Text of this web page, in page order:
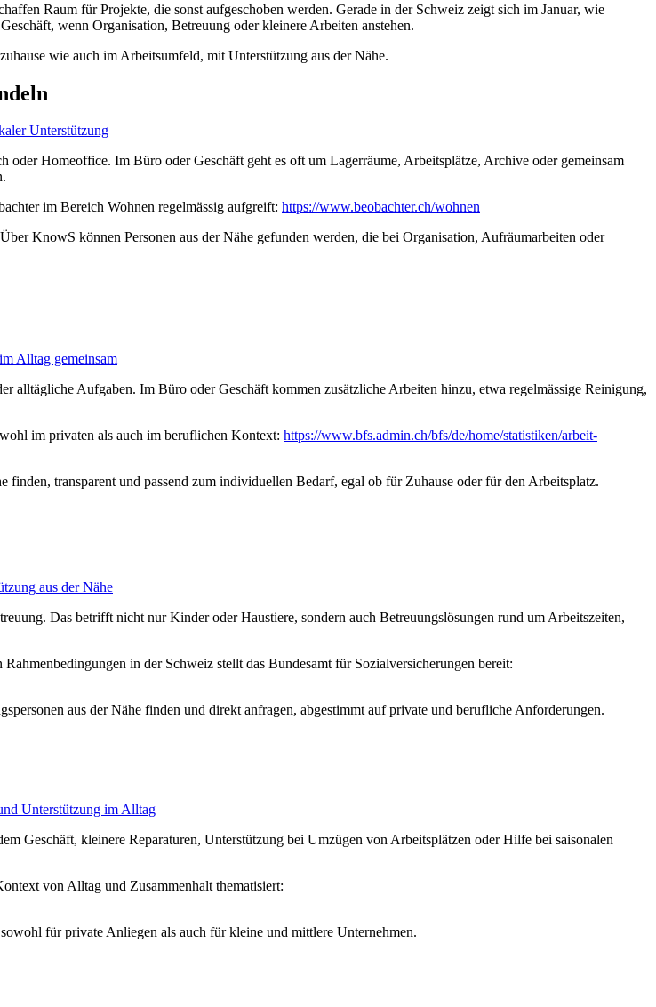
Raum für Projekte, die sonst aufgeschoben werden. Gerade in der Schweiz zeigt sich im Januar, wie
wenn Organisation, Betreuung oder kleinere Arbeiten anstehen.
wie auch im Arbeitsumfeld, mit Unterstützung aus der Nähe.
Homeoffice. Im Büro oder Geschäft geht es oft um Lagerräume, Arbeitsplätze, Archive oder gemeinsam
im Bereich Wohnen regelmässig aufgreift: https://www.beobachter.ch/wohnen
KnowS können Personen aus der Nähe gefunden werden, die bei Organisation, Aufräumarbeiten oder
alltägliche Aufgaben. Im Büro oder Geschäft kommen zusätzliche Arbeiten hinzu, etwa regelmässige Reinigung,
im privaten als auch im beruflichen Kontext: https://www.bfs.admin.ch/bfs/de/home/statistiken/arbeit-
transparent und passend zum individuellen Bedarf, egal ob für Zuhause oder für den Arbeitsplatz.
Das betrifft nicht nur Kinder oder Haustiere, sondern auch Betreuungslösungen rund um Arbeitszeiten,
in der Schweiz stellt das Bundesamt für Sozialversicherungen bereit:
aus der Nähe finden und direkt anfragen, abgestimmt auf private und berufliche Anforderungen.
Geschäft, kleinere Reparaturen, Unterstützung bei Umzügen von Arbeitsplätzen oder Hilfe bei saisonalen
von Alltag und Zusammenhalt thematisiert:
für private Anliegen als auch für kleine und mittlere Unternehmen.